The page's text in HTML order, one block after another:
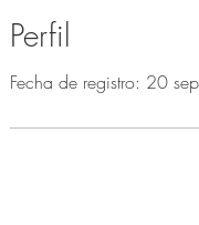
Perfil
Fecha de registro: 20